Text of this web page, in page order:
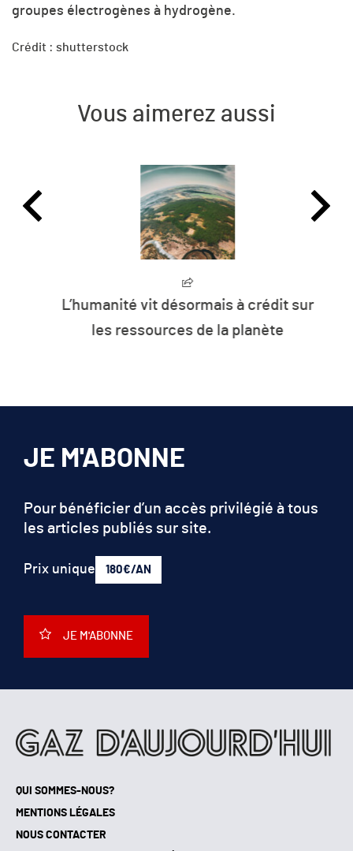
groupes électrogènes à hydrogène.
Crédit : shutterstock
Vous aimerez aussi
L’humanité vit désormais à crédit sur
les ressources de la planète
QUI SOMMES-NOUS?
MENTIONS LÉGALES
NOUS CONTACTER
JE M'ABONNE
Pour bénéficier d’un accès privilégié à tous
les articles publiés sur site.
Prix unique 180€/AN
JE M'ABONNE